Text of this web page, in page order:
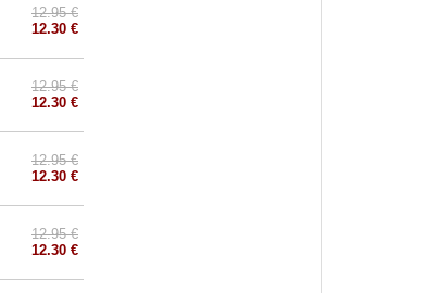
12.95 €
12.30 €
12.95 €
12.30 €
12.95 €
12.30 €
12.95 €
12.30 €